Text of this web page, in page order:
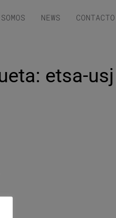
NEWS CONTACTO
etsa-usj